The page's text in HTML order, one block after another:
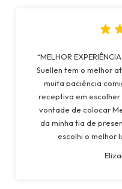
“MELHOR
Suellen tem o melhor
muita paciência
receptiva em escolher
vontade de colocar
da minha tia de
escolhi o melhor